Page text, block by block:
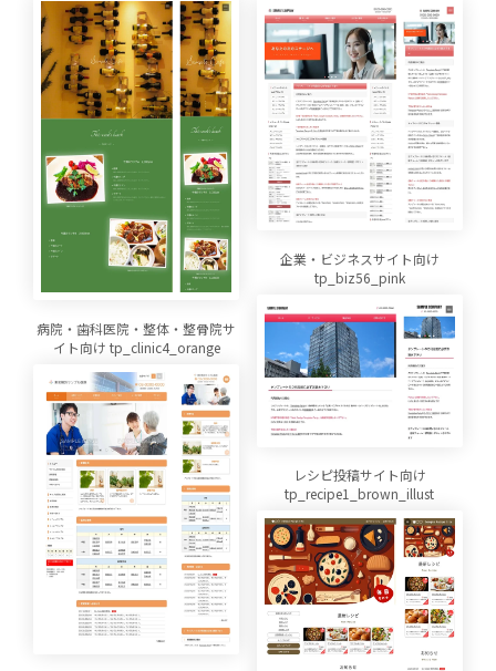
企業・ビジネスサイト向け
tp_biz56_pink
病院・歯科医院・整体・整骨院サ
イト向け tp_clinic4_orange
レシピ投稿サイト向け
tp_recipe1_brown_illust